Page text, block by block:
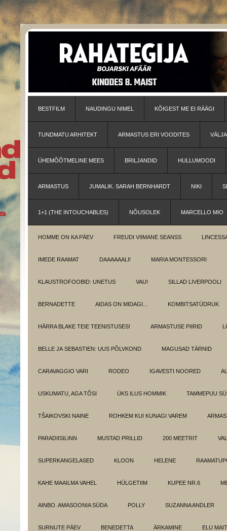
BESTFILM NAUDINGU NIMEL KÕIGEST ME EI RÄÄGI
TUNDMATU ARHITEKT ARMASTUS ERI VOODITES
ÜHEMÕÕTMELINE MEES BRILJANDID HULLUMOODI
ARMASTUS JUMALIK. SARAH BERNHARDT NIKI
1+1 (THE INTOUCHABLES) NÕUSOLEK MARCELLO MIO
HOMME ON KA PÄEV FREUDI VIIMANE SEANSS
IMEDE RAAMAT DAAAAAALI! MARIA MONTESSORI
KLAUSTROFOOBID: UNETUS VAU! SILLAD LIVERPOOLI
BERNADETTE AIDAS ON MIDAGI... KOMBITSATÜDRUK
HÄRRA BLAKE TEIE TEENISTUSES! ARMASTUSE PIIRID
BELLE JA SEBASTIEN: UUS PÕLVKOND MAGUSAD TÄRNID
CARAVAGGIO VARI RODEO IGAVESTI NOORED
USKUMATU, AGA TÕSI ÜKS ILUS HOMMIK TAMMEPUU
TŠAIKOVSKI NAINE ROHKEM KUI KUNAGI VAREM
PARADIISILINN MUSTAD PRILLID 200 MEETRIT
SUPERKANGELASED KLOON HELENE
KAHE MAAILMA VAHEL HÜLGETIIM KUPEE NR.6
AINBO. AMASOONIA SÜDA POLLY SUZANNA ANDLER
SURNUTE PÄEV BENEDETTA ÄRKAMINE ELU